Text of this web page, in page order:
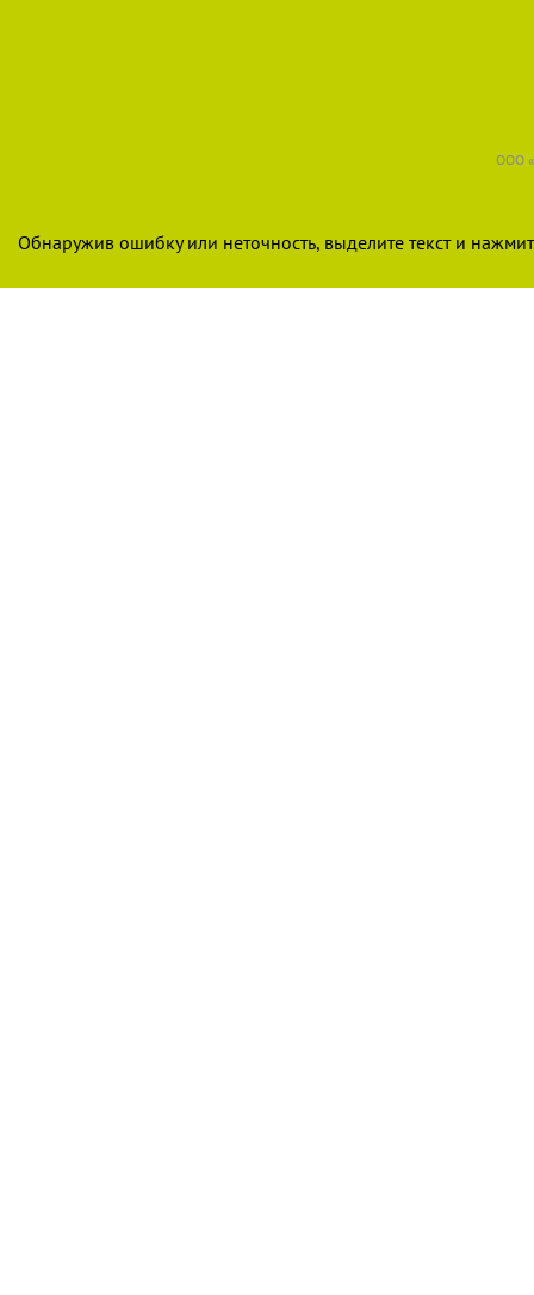
ООО
Обнаружив ошибку или неточность, выделите текст и